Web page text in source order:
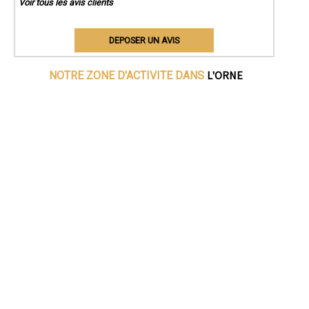
Voir tous les avis clients
DEPOSER UN AVIS
NOTRE ZONE D'ACTIVITE DANS L'ORNE